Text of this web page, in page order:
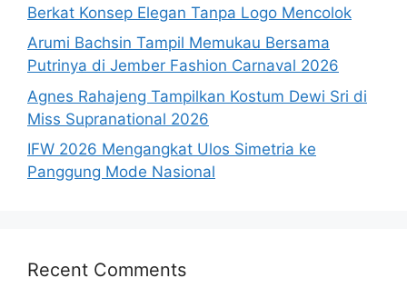
Berkat Konsep Elegan Tanpa Logo Mencolok
Arumi Bachsin Tampil Memukau Bersama
Putrinya di Jember Fashion Carnaval 2026
Agnes Rahajeng Tampilkan Kostum Dewi Sri di
Miss Supranational 2026
IFW 2026 Mengangkat Ulos Simetria ke
Panggung Mode Nasional
Recent Comments